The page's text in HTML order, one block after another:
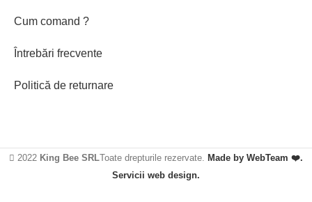
Cum comand ?
Întrebări frecvente
Politică de returnare
2022 King Bee SRLToate drepturile rezervate. Made by WebTeam ❤️.
Servicii web design.